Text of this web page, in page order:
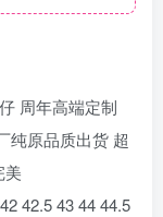
周年高端定制
纯原品质出货 超
美
42.5 43 44 44.5